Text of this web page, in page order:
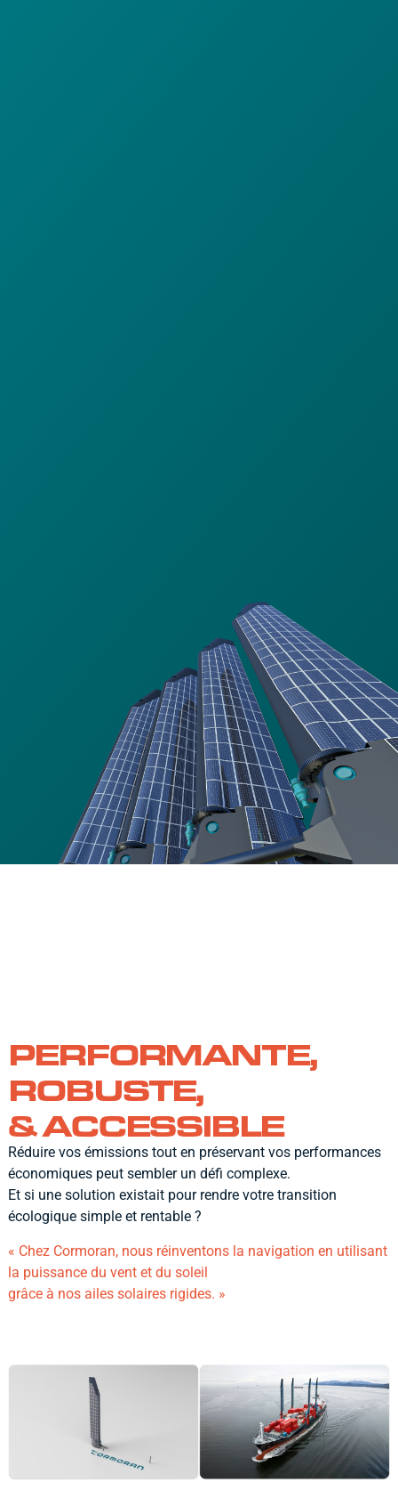
PERFORMANTE,
ROBUSTE,
& ACCESSIBLE
Réduire vos émissions tout en préservant vos performances
économiques peut sembler un défi complexe.
Et si une solution existait pour rendre votre transition
écologique simple et rentable ?
« Chez Cormoran, nous réinventons la navigation en utilisant
la puissance du vent et du soleil
grâce à nos ailes solaires rigides. »